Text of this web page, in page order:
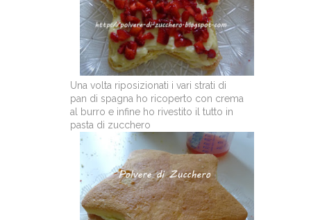
Una volta riposizionati i vari strati di
pan di spagna ho ricoperto con crema
al burro e infine ho rivestito il tutto in
pasta di zucchero